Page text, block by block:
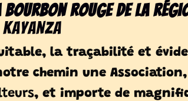
Bourbon Rouge de la
Kayanza
la traçabilité et
chemin une
, et importe de